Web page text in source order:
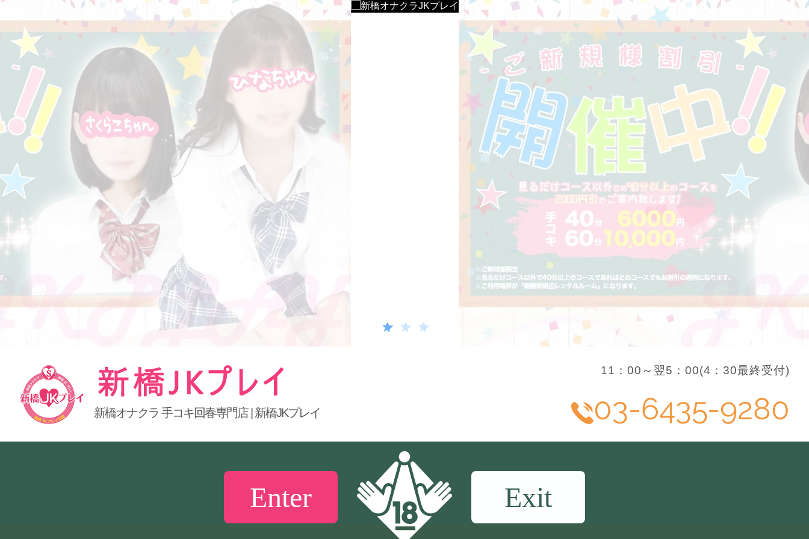
新橋オナクラ 手コキ回春専門店 | 新橋JKプレイ
11：00～翌5：00(4：30最終受付)
03-6435-9280
Enter Exit